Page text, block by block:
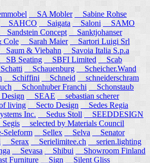
SA Mobler
Sabine Rohse
SAHCO Saigata Saloni
SAMO
Sandstein Concept
Sanktjohanser
Cole
Sarah Maier
Sartori Luigi Srl
Saum & Viebahn
Savoia Italia S.p.a
SB Seating SBFI Limited
Scab
Schauenburg
Scheicher.Wand
Schiffini Schneid
schneiderschram
Schonhuber Franchi
Schonstaub
SEAE
sebastian scherer
living
Secto Design
Sedes Regia
Inc.
Sedus Stoll
SEEDDESIGN
selected by Materials Council
Seleform
Sellex Selva
Senator
Serax Serielimitee.ch
serien.lighting
Sevasa Shibui
Showroom Finland
Furniture Sign
Silent Gliss